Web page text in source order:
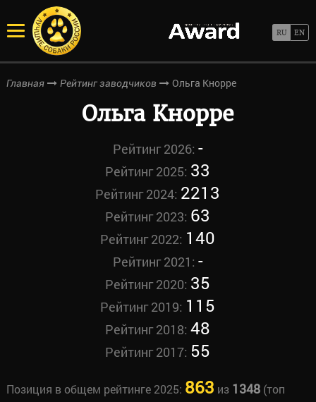
Главная Рейтинг заводчиков Ольга Кнорре
Ольга Кнорре
Рейтинг 2026: -
Рейтинг 2025: 33
Рейтинг 2024: 2213
Рейтинг 2023: 63
Рейтинг 2022: 140
Рейтинг 2021: -
Рейтинг 2020: 35
Рейтинг 2019: 115
Рейтинг 2018:48
Рейтинг 2017: 55
Позиция в общем рейтинге 2025: 863 из 1348(топ